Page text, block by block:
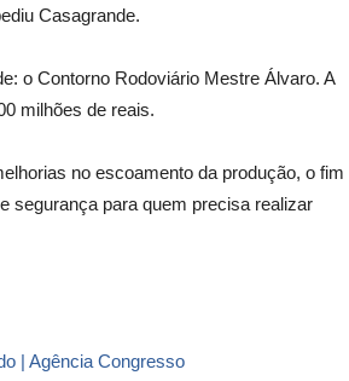
Casagrande.
o Contorno Rodoviário Mestre Álvaro. A
milhões de reais.
no escoamento da produção, o fim
segurança para quem precisa realizar
| Agência Congresso